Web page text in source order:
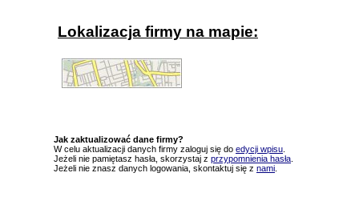
Lokalizacja firmy na mapie:
Jak zaktualizować dane firmy?
W celu aktualizacji danych firmy zaloguj się do edycji wpisu
Jeżeli nie pamiętasz hasła, skorzystaj z przypomnienia hasła
Jeżeli nie znasz danych logowania, skontaktuj się z nami